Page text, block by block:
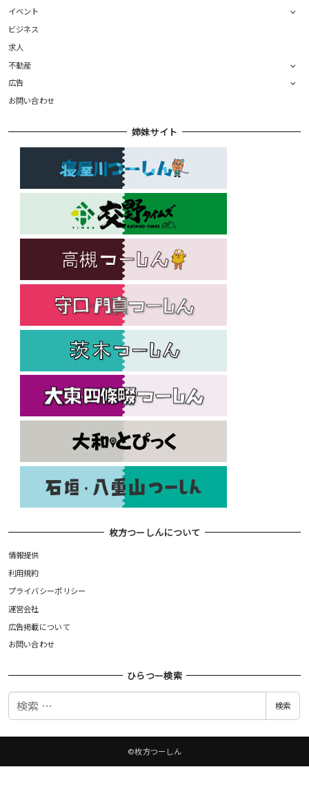
イベント
ビジネス
求人
不動産
広告
お問い合わせ
姉妹サイト
枚方つーしんについて
情報提供
利用規約
プライバシーポリシー
運営会社
広告掲載について
お問い合わせ
ひらつー検索
検
検索
©枚方つーしん